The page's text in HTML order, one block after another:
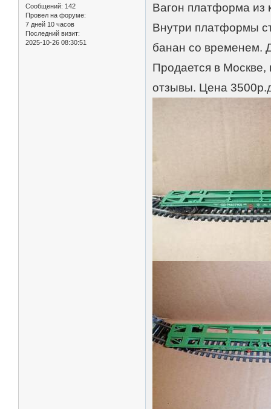
Сообщений: 142
Провел на форуме:
7 дней 10 часов
Последний визит:
2025-10-26 08:30:51
Вагон платформа из
Внутри платформы
банан со временем.
Продается в Москве,
отзывы. Цена